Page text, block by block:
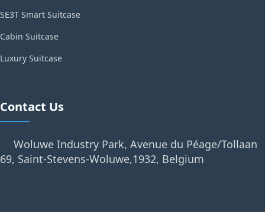
SE3T Smart Suitcase
Cabin Suitcase
Luxury Suitcase
Contact Us
Woluwe Industry Park, Avenue du Péage/Tollaan
69, Saint-Stevens-Woluwe,1932, Belgium